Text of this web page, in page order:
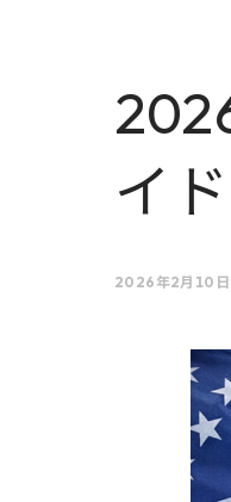
イ
2026年2月10日